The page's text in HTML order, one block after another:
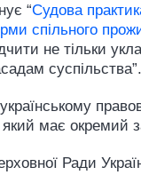
“Судова
спільного
не тільки
суспільства”.
який має окремий
Ради